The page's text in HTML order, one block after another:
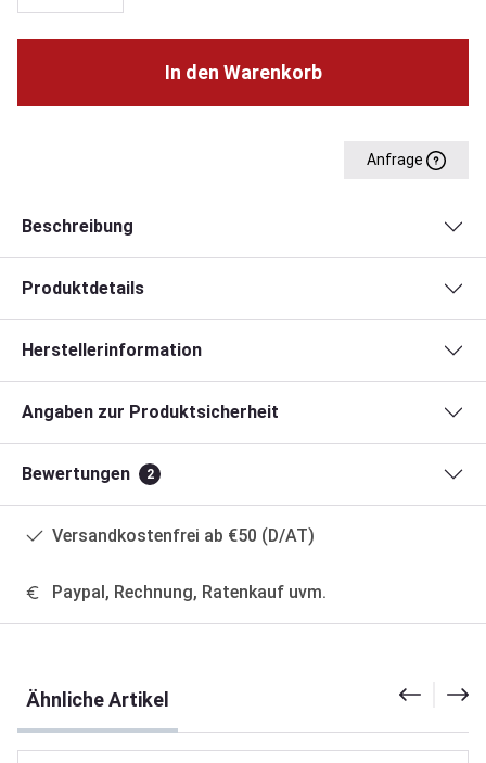
In den Warenkorb
Anfrage
Beschreibung
Produktdetails
Herstellerinformation
Angaben zur Produktsicherheit
Bewertungen 2
Versandkostenfrei ab €50 (D/AT)
Paypal, Rechnung, Ratenkauf uvm.
Ähnliche Artikel